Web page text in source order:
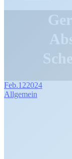
Feb.122024
Allgemein